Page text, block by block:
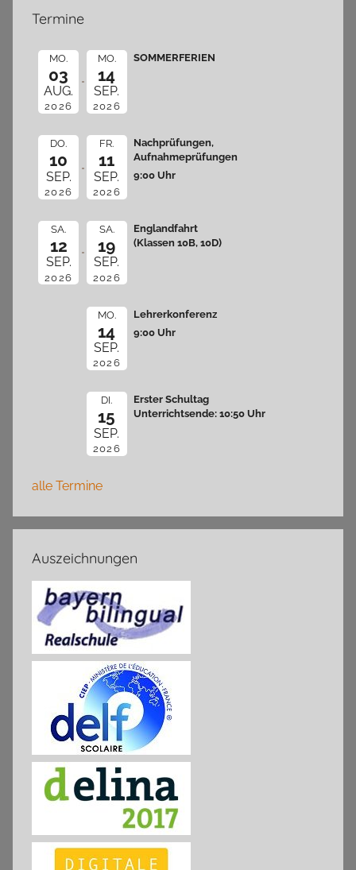
Termine
MO.
03
AUG.
2026
MO.
14
SEP.
2026
SOMMERFERIEN
DO.
10
SEP.
2026
FR.
11
SEP.
2026
Nachprüfungen,
Aufnahmeprüfungen
9:00 Uhr
SA.
12
SEP.
2026
SA.
19
SEP.
2026
Englandfahrt
(Klassen 10B, 10D)
MO.
14
SEP.
2026
Lehrerkonferenz
9:00 Uhr
DI.
15
SEP.
2026
Erster Schultag
Unterrichtsende: 10:50 Uhr
alle Termine
Auszeichnungen